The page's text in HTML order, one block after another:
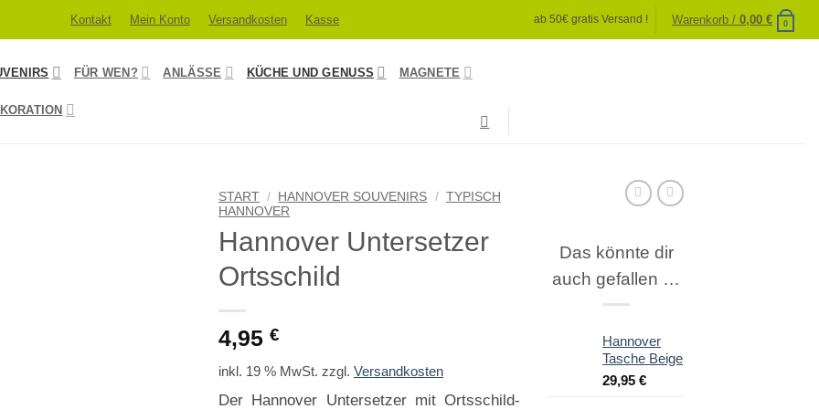
Kontakt Mein Konto Versandkosten Kasse ab 50€ gratis Versand ! Warenkorb /0,00€ 0
FÜR WEN? ANLÄSSE KÜCHE UND GENUSS MAGNETE
START / HANNOVER SOUVENIRS / TYPISCH
HANNOVER
Hannover Untersetzer
Ortsschild
4,95 €
inkl. 19 % MwSt. zzgl. Versandkosten
Der Hannover Untersetzer mit Ortsschild-
Das könnte dir
auch gefallen …
Hannover
Tasche Beige
29,95 €